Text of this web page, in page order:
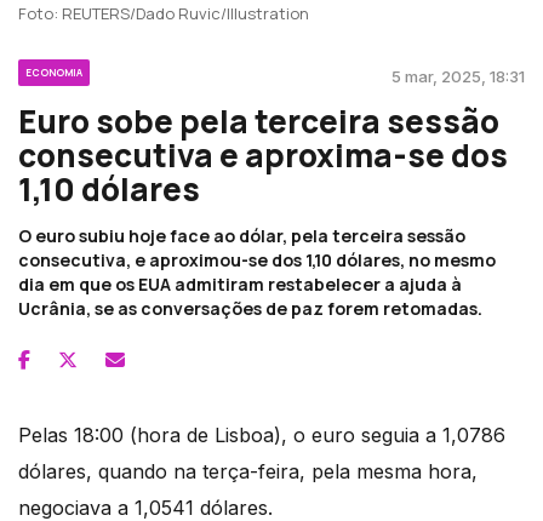
Foto: REUTERS/Dado Ruvic/Illustration
ECONOMIA 5 mar, 2025, 18:31
Euro sobe pela terceira sessão
consecutiva e aproxima-se dos
1,10 dólares
O euro subiu hoje face ao dólar, pela terceira sessão
consecutiva, e aproximou-se dos 1,10 dólares, no mesmo
dia em que os EUA admitiram restabelecer a ajuda à
Ucrânia, se as conversações de paz forem retomadas.
Pelas 18:00 (hora de Lisboa), o euro seguia a 1,0786
dólares, quando na terça-feira, pela mesma hora,
negociava a 1,0541 dólares.